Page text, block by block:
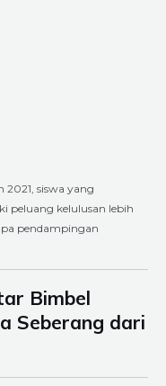
siswa yang
peluang kelulusan lebih
pendampingan
Bimbel
Seberang dari